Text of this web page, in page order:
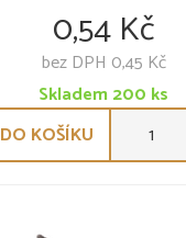
0,54 Kč
bez DPH 0,45 Kč
Skladem200 ks
DO KOŠÍKU